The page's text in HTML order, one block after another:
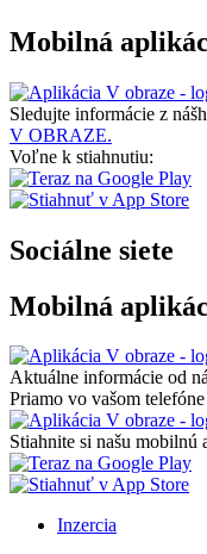
Mobilná
Sledujte informácie z
V OBRAZE.
Voľne k stiahnutiu:
Sociálne siete
Mobilná
Aktuálne informácie od
Priamo vo vašom telefóne
Stiahnite si našu mobilnú
Inzercia